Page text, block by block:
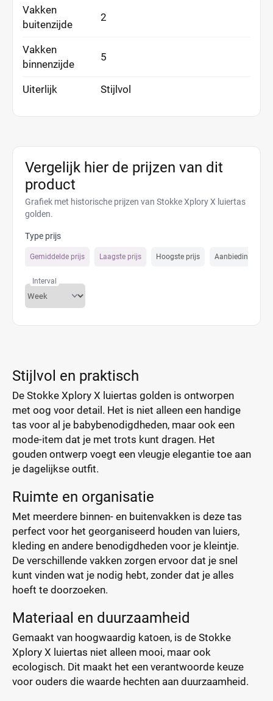
Vakken
buitenzijde
2
Vakken
binnenzijde
5
Uiterlijk Stijlvol
Vergelijk hier de prijzen van dit
product
Grafiek met historische prijzen van Stokke Xplory X luiertas
golden.
Type prijs
Gemiddelde prijs Laagste prijs Hoogste prijs Aanbiedings prijs
Interval
Stijlvol en praktisch
De Stokke Xplory X luiertas golden is ontworpen
met oog voor detail. Het is niet alleen een handige
tas voor al je babybenodigdheden, maar ook een
mode-item dat je met trots kunt dragen. Het
gouden ontwerp voegt een vleugje elegantie toe aan
je dagelijkse outfit.
Ruimte en organisatie
Met meerdere binnen- en buitenvakken is deze tas
perfect voor het georganiseerd houden van luiers,
kleding en andere benodigdheden voor je kleintje.
De verschillende vakken zorgen ervoor dat je snel
kunt vinden wat je nodig hebt, zonder dat je alles
hoeft te doorzoeken.
Materiaal en duurzaamheid
Gemaakt van hoogwaardig katoen, is de Stokke
Xplory X luiertas niet alleen mooi, maar ook
ecologisch. Dit maakt het een verantwoorde keuze
voor ouders die waarde hechten aan duurzaamheid.